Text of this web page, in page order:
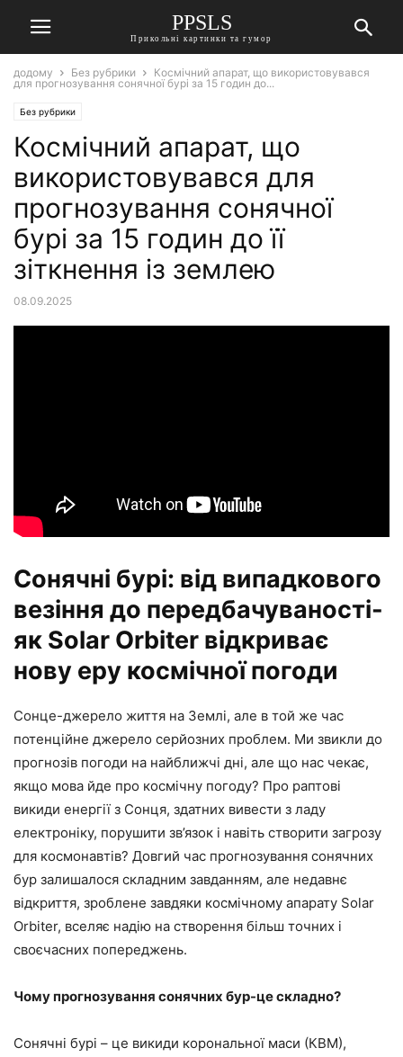
PPSLS
Прикольні картинки та гумор
додому Без рубрики
Космічний апарат, що використовувався
для прогнозування сонячної бурі за 15 годин до...
Без рубрики
Космічний апарат, що
використовувався для
прогнозування сонячної
бурі за 15 годин до її
зіткнення із землею
08.09.2025
Сонячні бурі: від випадкового
везіння до передбачуваності-
як Solar Orbiter відкриває
нову еру космічної погоди
Сонце-джерело життя на Землі, але в той же час
потенційне джерело серйозних проблем. Ми звикли до
прогнозів погоди на найближчі дні, але що нас чекає,
якщо мова йде про космічну погоду? Про раптові
викиди енергії з Сонця, здатних вивести з ладу
електроніку, порушити зв’язок і навіть створити загрозу
для космонавтів? Довгий час прогнозування сонячних
бур залишалося складним завданням, але недавнє
відкриття, зроблене завдяки космічному апарату Solar
Orbiter, вселяє надію на створення більш точних і
своєчасних попереджень.
Чому прогнозування сонячних бур-це складно?
Сонячні бурі – це викиди корональної маси (КВМ),